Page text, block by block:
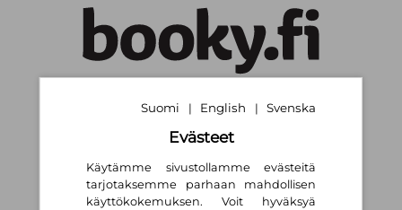
Suomi | English | Svenska
Suomi | English | Svenska
Evästeet
Käytämme sivustollamme evästeitä
tarjotaksemme parhaan mahdollisen
käyttökokemuksen. Voit hyväksyä